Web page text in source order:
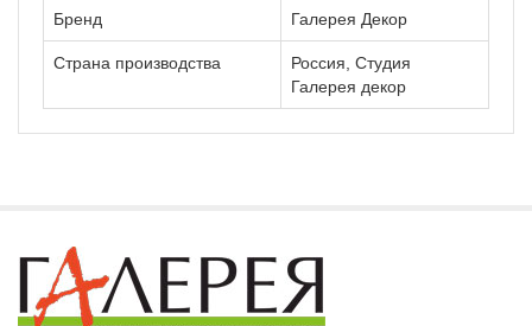
Бренд Галерея Декор
Страна производства
Россия, Студия
Галерея декор